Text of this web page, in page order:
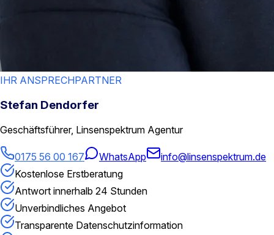
IHR ANSPRECHPARTNER
Stefan Dendorfer
Geschäftsführer, Linsenspektrum Agentur
0175 56 00 167 WhatsApp
info@linsenspektrum.de
Kostenlose Erstberatung
Antwort innerhalb 24 Stunden
Unverbindliches Angebot
Transparente Datenschutzinformation